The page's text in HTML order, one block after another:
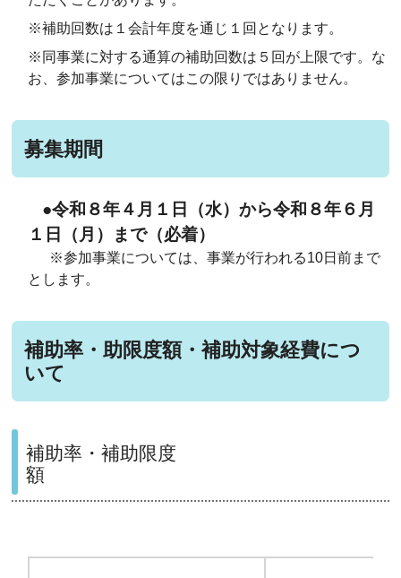
※補助回数は１会計年度を通じ１回となります。
※同事業に対する通算の補助回数は５回が上限です。な
お、参加事業についてはこの限りではありません。
募集期間
●令和８年４月１日（水）から令和８年６月
１日（月）まで（必着）
※参加事業については、事業が行われる10日前まで
とします。
補助率・助限度額・補助対象経費につ
いて
補助率・補助限度
額